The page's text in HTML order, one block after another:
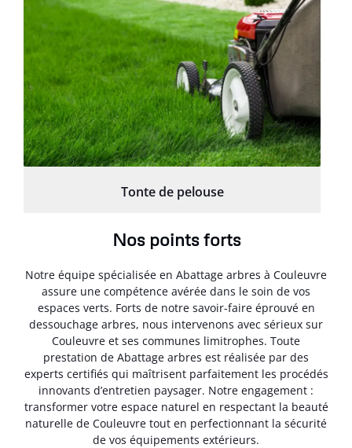
Tonte de pelouse
Nos points forts
Notre équipe spécialisée en Abattage arbres à Couleuvre
assure une compétence avérée dans le soin de vos
espaces verts. Forts de notre savoir-faire éprouvé en
dessouchage arbres, nous intervenons avec sérieux sur
Couleuvre et ses communes limitrophes. Toute
prestation de Abattage arbres est réalisée par des
experts certifiés qui maîtrisent parfaitement les procédés
innovants d’entretien paysager. Notre engagement :
transformer votre espace naturel en respectant la beauté
naturelle de Couleuvre tout en perfectionnant la sécurité
de vos équipements extérieurs.